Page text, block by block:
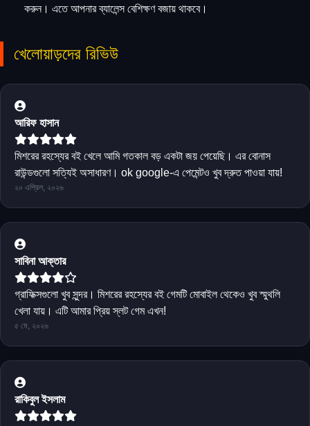
করুন। এতে আপনার ব্যালেন্স বেশিক্ষণ বজায় থাকবে।
খেলোয়াড়দের রিভিউ
আরিফ হাসান
মিশরের রহস্যের বই খেলে আমি গতকাল বড় একটা জয় পেয়েছি। এর বোনাস
রাউন্ডগুলো সত্যিই অসাধারণ। ok google-এ পেমেন্টও খুব দ্রুত পাওয়া যায়!
২০ এপ্রিল, ২০২৬
সাবিনা আক্তার
গ্রাফিক্সগুলো খুব সুন্দর। মিশরের রহস্যের বই গেমটি মোবাইল থেকেও খুব স্মুথলি
খেলা যায়। এটি আমার প্রিয় স্লট গেম এখন!
৫ মে, ২০২৬
রাকিবুল ইসলাম